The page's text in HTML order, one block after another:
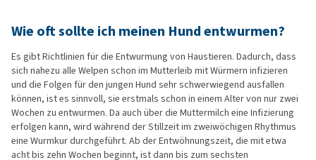
Wie oft sollte ich meinen Hund entwurmen?
Es gibt Richtlinien für die Entwurmung von Haustieren. Dadurch, dass
sich nahezu alle Welpen schon im Mutterleib mit Würmern infizieren
und die Folgen für den jungen Hund sehr schwerwiegend ausfallen
können, ist es sinnvoll, sie erstmals schon in einem Alter von nur zwei
Wochen zu entwurmen. Da auch über die Muttermilch eine Infizierung
erfolgen kann, wird während der Stillzeit im zweiwöchigen Rhythmus
eine Wurmkur durchgeführt. Ab der Entwöhnungszeit, die mit etwa
acht bis zehn Wochen beginnt, ist dann bis zum sechsten